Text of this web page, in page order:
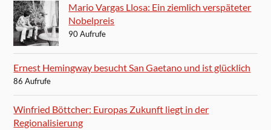
Mario Vargas Llosa: Ein ziemlich verspäteter
Nobelpreis
90 Aufrufe
Ernest Hemingway besucht San Gaetano und ist glücklich
86 Aufrufe
Winfried Böttcher: Europas Zukunft liegt in der
Regionalisierung